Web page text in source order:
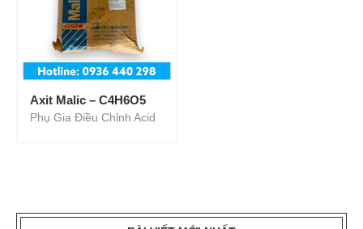
Axit Malic – C4H6O5
Phụ Gia Điều Chỉnh Acid